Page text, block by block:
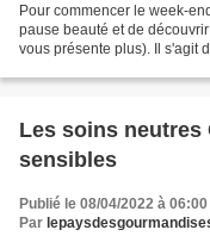
Pour commencer le week-
pause beauté et de
vous présente plus). Il s'agit
Les soins neutres
sensibles
Publié le 08/04/2022 à 06:00
Par